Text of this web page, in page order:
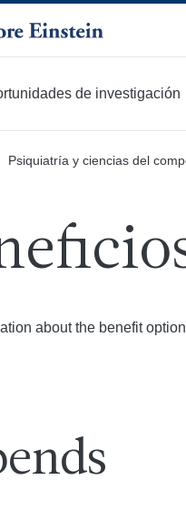
de investigación
Psiquiatría y ciencias del
about the benefit